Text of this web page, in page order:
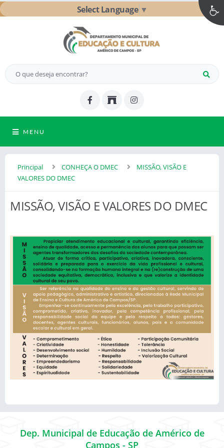
Select Language ▼
MENU
Principal CONHEÇA O DMEC
MISSÃO, VISÃO E
VALORES DO DMEC
MISSÃO, VISÃO E VALORES DO DMEC
Dep. Municipal de Educação de Américo de
Campos - SP